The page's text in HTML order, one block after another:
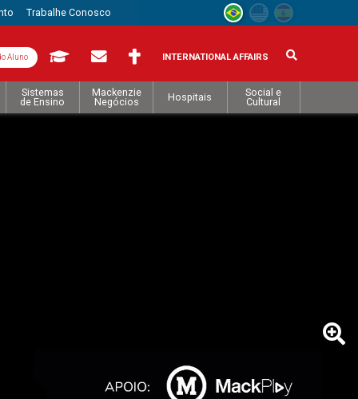
Trabalhe Conosco
Aluno INTERNATIONAL AFFAIRS
Sistemas
de Ensino
Mackenzie
Negócios
Hospitais
Social e
Cultural